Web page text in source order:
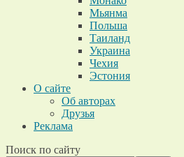
Мьянма
Польша
Таиланд
Украина
Чехия
Эстония
О сайте
Об авторах
Друзья
Реклама
Поиск по сайту